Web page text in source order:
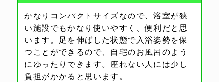
かなりコンパクトサイズなので、浴室が狭
い施設でもかなり使いやすく、便利だと思
います。足を伸ばした状態で入浴姿勢を保
つことができるので、自宅のお風呂のよう
にゆったりできます。座れない人には少し
負担がかかると思います。